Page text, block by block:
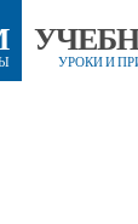
УРОКИ И